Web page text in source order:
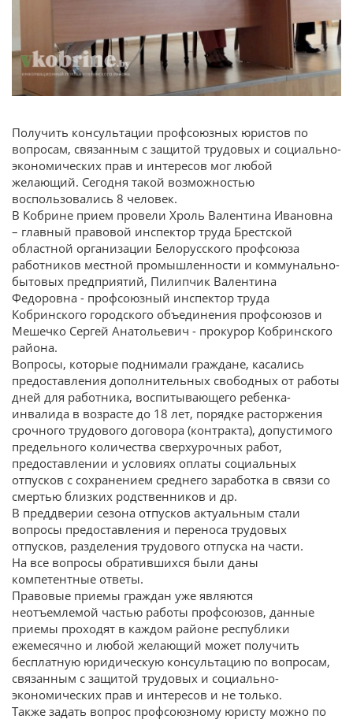
Получить консультации профсоюзных юристов по
вопросам, связанным с защитой трудовых и социально-
экономических прав и интересов мог любой
желающий. Сегодня такой возможностью
воспользовались 8 человек.
В Кобрине прием провели Хроль Валентина Ивановна
– главный правовой инспектор труда Брестской
областной организации Белорусского профсоюза
работников местной промышленности и коммунально-
бытовых предприятий, Пилипчик Валентина
Федоровна - профсоюзный инспектор труда
Кобринского городского объединения профсоюзов и
Мешечко Сергей Анатольевич - прокурор Кобринского
района.
Вопросы, которые поднимали граждане, касались
предоставления дополнительных свободных от работы
дней для работника, воспитывающего ребенка-
инвалида в возрасте до 18 лет, порядке расторжения
срочного трудового договора (контракта), допустимого
предельного количества сверхурочных работ,
предоставлении и условиях оплаты социальных
отпусков с сохранением среднего заработка в связи со
смертью близких родственников и др.
В преддверии сезона отпусков актуальным стали
вопросы предоставления и переноса трудовых
отпусков, разделения трудового отпуска на части.
На все вопросы обратившихся были даны
компетентные ответы.
Правовые приемы граждан уже являются
неотъемлемой частью работы профсоюзов, данные
приемы проходят в каждом районе республики
ежемесячно и любой желающий может получить
бесплатную юридическую консультацию по вопросам,
связанным с защитой трудовых и социально-
экономических прав и интересов и не только.
Также задать вопрос профсоюзному юристу можно по